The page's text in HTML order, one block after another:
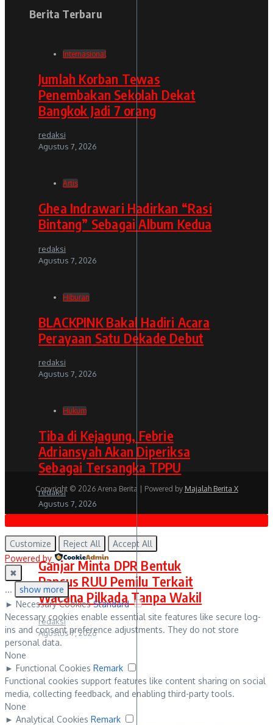
Berita Terbaru
Internasional
Jumlah Korban Tewas
Penembakan Sekolah Dekat
Bangkok Jadi 7 orang
redaksi
Agustus 7, 2026
Artis
Ghea Indrawari Hadirkan “Rasi
Bintang” Sebagai Album Kedua
redaksi
Agustus 7, 2026
Hiburan
BLACKPINK Bakal Hadiri Acara
Perayaan Satu Dekade Debut
redaksi
Agustus 7, 2026
Hukum
Tiba di Kejagung, Febrie
Adriansyah Akan Diperiksa
Sebagai Tersangka TPPU
redaksi
Agustus 7, 2026
Politik
Ganjar Minta DPR Bentuk
Pansus RUU Pemilu Terkait
Wacana Pilkada Tanpa Wakil
redaksi
Agustus 7, 2026
Copyright © 2026 Arena Berita | Powered by Majalah Berita X
Customize Reject All
Accept All
Powered by
✖
...
show more
► Necessary Cookies Standard
Necessary cookies enable essential site features like secure log-
ins and consent preference adjustments. They do not store
personal data.
None
► Functional Cookies Remark
Functional cookies support features like content sharing on social
media, collecting feedback, and enabling third-party tools.
None
► Analytical Cookies Remark